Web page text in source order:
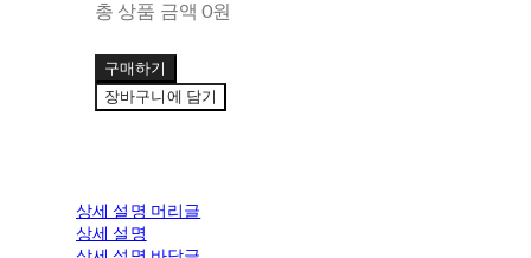
총 상품 금액 0원
구매하기
장바구니에 담기
상세 설명 머리글
상세 설명